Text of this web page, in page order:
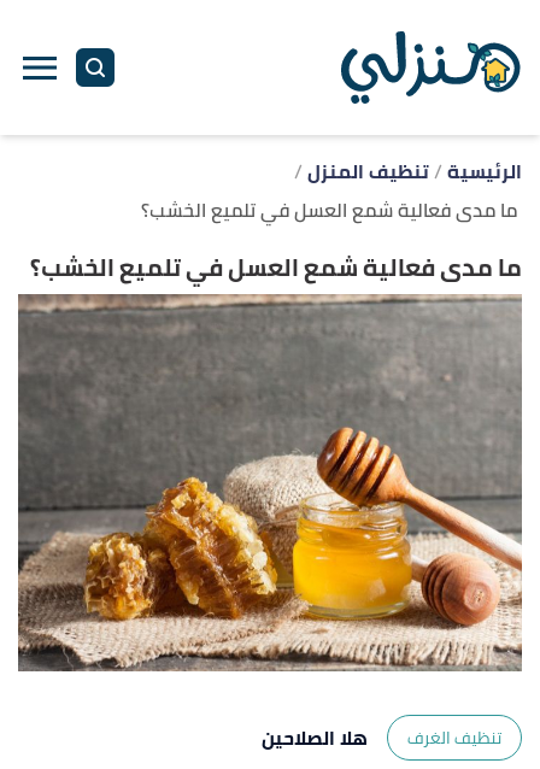
الرئيسية تنظيف المنزل
ما مدى فعالية شمع العسل في تلميع الخشب؟
ما مدى فعالية شمع العسل في تلميع الخشب؟
تنظيف الغرف
هلا الصلاحين